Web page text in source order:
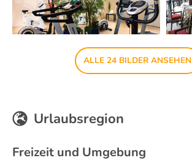
ALLE 24 BILDER ANSEHEN
Urlaubsregion
Freizeit und Umgebung